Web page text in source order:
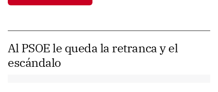
Al PSOE le queda la retranca y el
escándalo